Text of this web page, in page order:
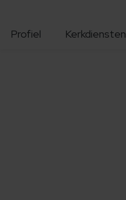
Profiel Kerkdiensten